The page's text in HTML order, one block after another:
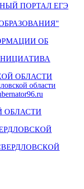
ПОРТАЛ ЕГЭ
ОБ
ОБЛАСТИ
области
ОБЛАСТИ